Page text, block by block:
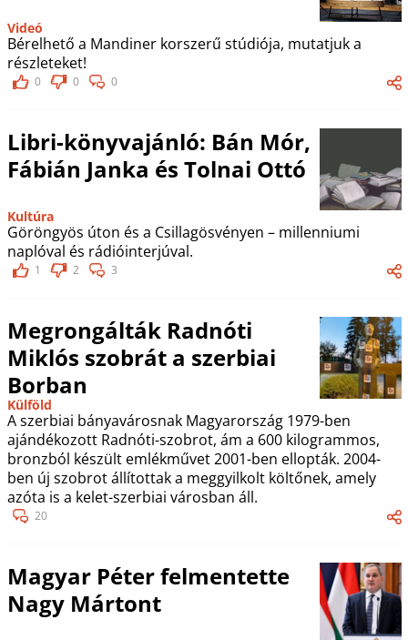
Videó
Bérelhető a Mandiner korszerű stúdiója, mutatjuk a
részleteket!
0 0 0
Libri-könyvajánló: Bán Mór,
Fábián Janka és Tolnai Ottó
Kultúra
Göröngyös úton és a Csillagösvényen – millenniumi
naplóval és rádióinterjúval.
1 2 3
Megrongálták Radnóti
Miklós szobrát a szerbiai
Borban
Külföld
A szerbiai bányavárosnak Magyarország 1979-ben
ajándékozott Radnóti-szobrot, ám a 600 kilogrammos,
bronzból készült emlékművet 2001-ben ellopták. 2004-
ben új szobrot állítottak a meggyilkolt költőnek, amely
azóta is a kelet-szerbiai városban áll.
20
Magyar Péter felmentette
Nagy Mártont